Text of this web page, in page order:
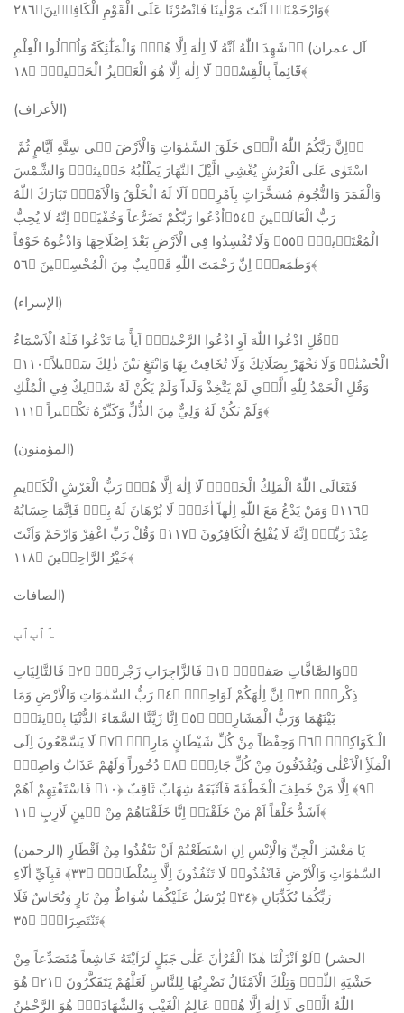
وَارْحَمْنَا۠ اَنْتَ مَوْلٰينَا فَانْصُرْنَا عَلَى الْقَوْمِ الْكَافِر۪ينَ﴿٢٨٦﴾
آل عمران) ﱡﭐشَهِدَ اللّٰهُ اَنَّهُ لَٓا اِلٰهَ اِلَّا هُوَۙ وَالْمَلٰٓئِكَةُ وَاُو۬لُوا الْعِلْمِ
قَٓائِماً بِالْقِسْطِۜ لَٓا اِلٰهَ اِلَّا هُوَ الْعَز۪يزُ الْحَك۪يمُۜ ﴿١٨﴾
(الأعراف)
اسْتَوٰى عَلَى الْعَرْشِ يُغْشِي الَّيْلَ النَّهَارَ يَطْلُبُهُ حَث۪يثاًۙ وَالشَّمْسَ
وَالْقَمَرَ وَالنُّجُومَ مُسَخَّرَاتٍ بِاَمْرِه۪ۜ اَلَا لَهُ الْخَلْقُ وَالْاَمْرُۜ تَبَارَكَ اللّٰهُ
رَبُّ الْعَالَم۪ينَ ﴿٥٤﴾اُدْعُوا رَبَّكُمْ تَضَرُّعاً وَخُفْيَةًۜ اِنَّهُ لَا يُحِبُّ
الْمُعْتَد۪ينَۚ ﴿٥٥﴾ وَلَا تُفْسِدُوا فِي الْاَرْضِ بَعْدَ اِصْلَاحِهَا وَادْعُوهُ خَوْفاً
وَطَمَعاًۜ اِنَّ رَحْمَتَ اللّٰهِ قَر۪يبٌ مِنَ الْمُحْسِن۪ينَ ﴿٥٦﴾
(الإسراء)
ﱡﭐقُلِ ادْعُوا اللّٰهَ اَوِ ادْعُوا الرَّحْمٰنَۜ اَياًّ مَا تَدْعُوا فَلَهُ الْاَسْمَٓاءُ
الْحُسْنٰىۚ وَلَا تَجْهَرْ بِصَلَاتِكَ وَلَا تُخَافِتْ بِهَا وَابْتَغِ بَيْنَ ذٰلِكَ سَب۪يلاً﴿١١٠﴾
وَقُلِ الْحَمْدُ لِلّٰهِ الَّذ۪ي لَمْ يَتَّخِذْ وَلَداً وَلَمْ يَكُنْ لَهُ شَر۪يكٌ فِي الْمُلْكِ
وَلَمْ يَكُنْ لَهُ وَلِيٌّ مِنَ الذُّلِّ وَكَبِّرْهُ تَكْب۪يراً ﴿١١١﴾
(المؤمنون)
فَتَعَالَى اللّٰهُ الْمَلِكُ الْحَقُّۚ لَٓا اِلٰهَ اِلَّا هُوَۚ رَبُّ الْعَرْشِ الْكَر۪يمِ
﴿١١٦﴾ وَمَنْ يَدْعُ مَعَ اللّٰهِ اِلٰهاً اٰخَرَۙ لَا بُرْهَانَ لَهُ بِه۪ۙ فَاِنَّمَا حِسَابُهُ
عِنْدَ رَبِّه۪ۜ اِنَّهُ لَا يُفْلِحُ الْكَافِرُونَ ﴿١١٧﴾ وَقُلْ رَبِّ اغْفِرْ وَارْحَمْ وَاَنْتَ
خَيْرُ الرَّاحِم۪ينَ ﴿١١٨﴾
الصافات)
ﭑﭐﭒﭐﭓ
ﱡﭐوَالصَّٓافَّاتِ صَفاًّۙ ﴿١﴾ فَالزَّاجِرَاتِ زَجْراًۙ ﴿٢﴾ فَالتَّالِيَاتِ
ذِكْراًۙ ﴿٣﴾ اِنَّ اِلٰهَكُمْ لَوَاحِدٌۜ ﴿٤﴾ رَبُّ السَّمٰوَاتِ وَالْاَرْضِ وَمَا
بَيْنَهُمَا وَرَبُّ الْمَشَارِقِۜ ﴿٥﴾ اِنَّا زَيَّنَّا السَّمَٓاءَ الدُّنْيَا بِز۪ينَةٍۨ
الْـكَوَاكِبِۙ ﴿٦﴾ وَحِفْظاً مِنْ كُلِّ شَيْطَانٍ مَارِدٍۚ ﴿٧﴾ لَا يَسَّمَّعُونَ اِلَى
الْمَلَأِ الْاَعْلٰى وَيُقْذَفُونَ مِنْ كُلِّ جَانِبٍۗ ﴿٨﴾ دُحُوراً وَلَهُمْ عَذَابٌ وَاصِبٌۙ
﴿٩﴾ اِلَّا مَنْ خَطِفَ الْخَطْفَةَ فَاَتْبَعَهُ شِهَابٌ ثَاقِبٌ ﴿١٠﴾ فَاسْتَفْتِهِمْ اَهُمْ
اَشَدُّ خَلْقاً اَمْ مَنْ خَلَقْنَاۜ اِنَّا خَلَقْنَاهُمْ مِنْ ط۪ينٍ لَازِبٍ ﴿١١﴾
(الرحمن) يَا مَعْشَرَ الْجِنِّ وَالْاِنْسِ اِنِ اسْتَطَعْتُمْ اَنْ تَنْفُذُوا مِنْ اَقْطَارِ
السَّمٰوَاتِ وَالْاَرْضِ فَانْفُذُواۜ لَا تَنْفُذُونَ اِلَّا بِسُلْطَانٍۚ ﴿٣٣﴾ فَبِاَيِّ اٰلَٓاءِ
رَبِّكُمَا تُكَذِّبَانِ ﴿٣٤﴾ يُرْسَلُ عَلَيْكُمَا شُوَاظٌ مِنْ نَارٍ وَنُحَاسٌ فَلَا
تَنْتَصِرَانِۚ ﴿٣٥﴾
الحشر) ﭐلَوْ اَنْزَلْنَا هٰذَا الْقُرْاٰنَ عَلٰى جَبَلٍ لَرَاَيْتَهُ خَاشِعاً مُتَصَدِّعاً مِنْ
خَشْيَةِ اللّٰهِۜ وَتِلْكَ الْاَمْثَالُ نَضْرِبُهَا لِلنَّاسِ لَعَلَّهُمْ يَتَفَكَّرُونَ ﴿٢١﴾ هُوَ
اللّٰهُ الَّذ۪ي لَٓا اِلٰهَ اِلَّا هُوَۚ عَالِمُ الْغَيْبِ وَالشَّهَادَةِۚ هُوَ الرَّحْمٰنُ